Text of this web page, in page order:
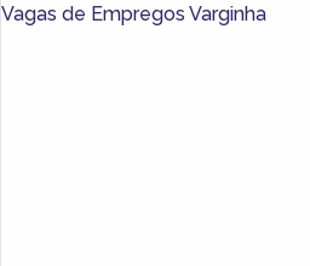
Vagas de Empregos Varginha